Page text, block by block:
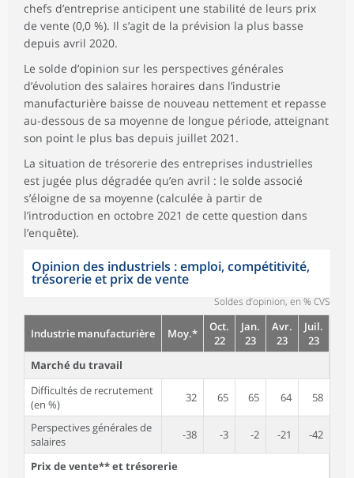
chefs d’entreprise anticipent une stabilité de leurs prix
de vente (0,0 %). Il s’agit de la prévision la plus basse
depuis avril 2020.
Le solde d’opinion sur les perspectives générales
d’évolution des salaires horaires dans l’industrie
manufacturière baisse de nouveau nettement et repasse
au-dessous de sa moyenne de longue période, atteignant
son point le plus bas depuis juillet 2021.
La situation de trésorerie des entreprises industrielles
est jugée plus dégradée qu’en avril : le solde associé
s’éloigne de sa moyenne (calculée à partir de
l’introduction en octobre 2021 de cette question dans
l’enquête).
Opinion des industriels : emploi, compétitivité,
trésorerie et prix de vente
Soldes d’opinion, en % CVS
Industrie manufacturière Moy.*
Oct.
22
Jan.
23
Avr.
23
Juil.
23
Marché du travail
Difficultés de recrutement
(en %)
32 65 65 64 58
Perspectives générales de
salaires
-38 -3 -2 -21 -42
Prix de vente** et trésorerie